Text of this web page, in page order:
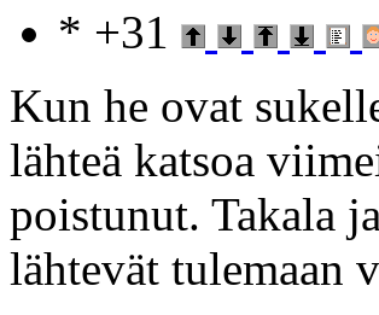
* +31
Kun he ovat
lähteä katsoa
poistunut. Takala
lähtevät tulemaan